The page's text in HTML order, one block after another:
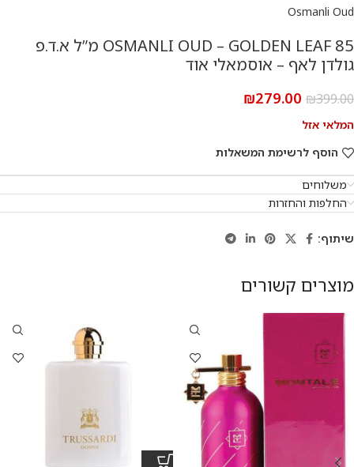
Osmanli Oud
OSMANLI OUD – GOLDEN LEAF 85 מ”ל א.ד.פ
גולדן לאף – אוסמאלי אוד
₪399.00
₪279.00
המלאי אזל
הוסף לרשימת המשאלות
משלוחים
החלפות והחזרות
שיתוף:
מוצרים קשורים